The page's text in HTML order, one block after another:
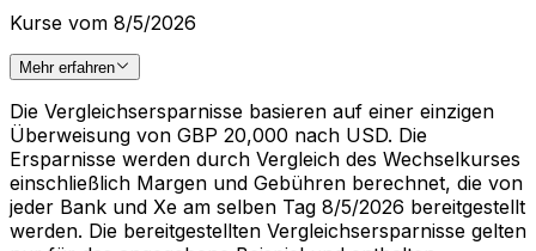
Kurse vom 8/5/2026
Mehr erfahren
Die Vergleichsersparnisse basieren auf einer einzigen
Überweisung von GBP 20,000 nach USD. Die
Ersparnisse werden durch Vergleich des Wechselkurses
einschließlich Margen und Gebühren berechnet, die von
jeder Bank und Xe am selben Tag 8/5/2026 bereitgestellt
werden. Die bereitgestellten Vergleichsersparnisse gelten